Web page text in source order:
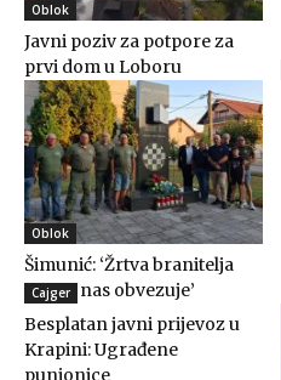
Oblok
Javni poziv za potpore za
prvi dom u Loboru
Oblok
Šimunić: ‘Žrtva branitelja
trajno nas obvezuje’
Cajger
Besplatan javni prijevoz u
Krapini: Ugrađene